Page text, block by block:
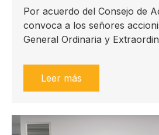
Por acuerdo del Consejo de
convoca a los señores
General Ordinaria y
Leer más